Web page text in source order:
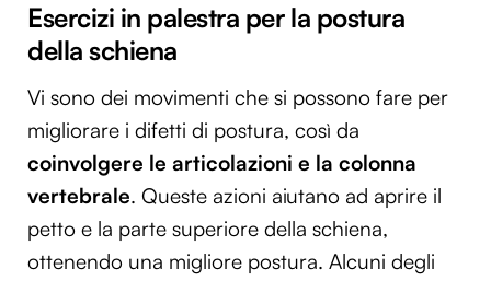
Esercizi in palestra per la postura
della schiena
Vi sono dei movimenti che si possono fare per
migliorare i difetti di postura, così da
coinvolgere le articolazioni e la colonna
vertebrale. Queste azioni aiutano ad aprire il
petto e la parte superiore della schiena,
ottenendo una migliore postura. Alcuni degli